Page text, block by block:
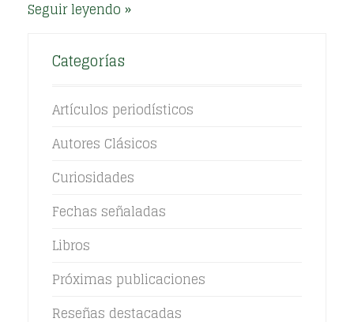
Seguir leyendo
Categorías
Artículos periodísticos
Autores Clásicos
Curiosidades
Fechas señaladas
Libros
Próximas publicaciones
Reseñas destacadas